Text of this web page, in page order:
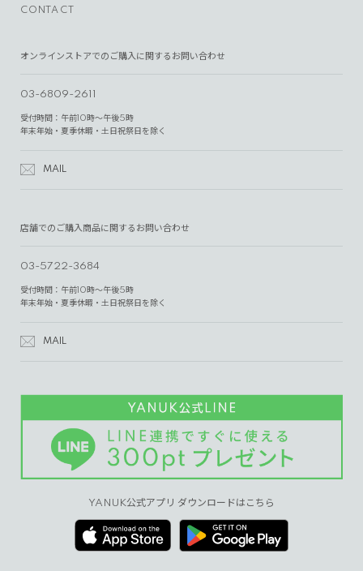
CONTACT
オンラインストアでのご購入に関するお問い合わせ
03-6809-2611
受付時間：午前10時～午後5時
年末年始・夏季休暇・土日祝祭日を除く
MAIL
店舗でのご購入商品に関するお問い合わせ
03-5722-3684
受付時間：午前10時～午後5時
年末年始・夏季休暇・土日祝祭日を除く
MAIL
YANUK公式アプリ ダウンロードはこちら